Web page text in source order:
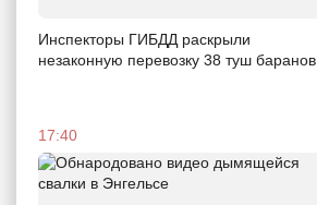
Инспекторы ГИБДД раскрыли
незаконную перевозку 38 туш баранов
17:40